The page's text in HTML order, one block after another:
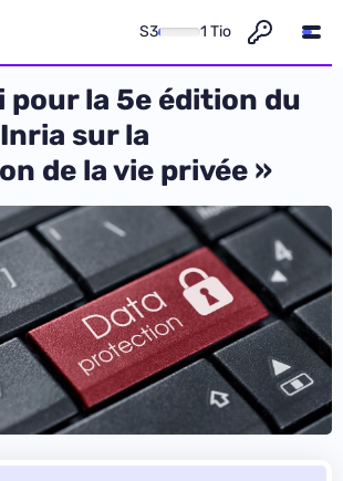
S3 1 Tio
pour la 5e édition du
sur la
de la vie privée »